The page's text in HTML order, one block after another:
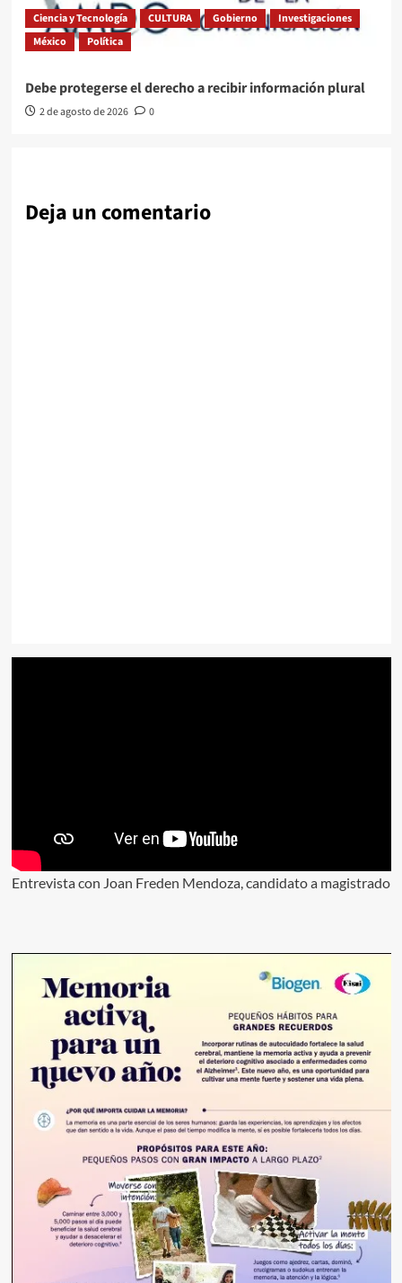
Ciencia y Tecnología CULTURA Gobierno
Investigaciones
México
Política
Debe protegerse el derecho a recibir información plural
2 de agosto de 2026 0
Deja un comentario
Entrevista con Joan Freden Mendoza, candidato a magistrado